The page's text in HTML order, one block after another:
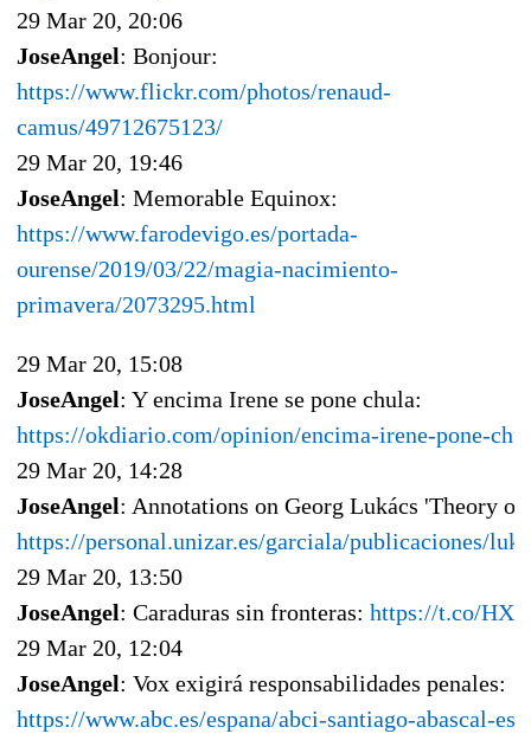
29 Mar 20, 20:06
JoseAngel: Bonjour:
https://www.flickr.com/photos/renaud-
camus/49712675123/
29 Mar 20, 19:46
JoseAngel: Memorable Equinox:
https://www.farodevigo.es/portada-
ourense/2019/03/22/magia-nacimiento-
primavera/2073295.html
29 Mar 20, 15:08
JoseAngel: Y encima Irene se pone chula:
https://okdiario.com/opinion/encima-irene-pone-
29 Mar 20, 14:28
JoseAngel: Annotations on Georg Lukács 'Theory
https://personal.unizar.es/garciala/publicaciones/
29 Mar 20, 13:50
JoseAngel: Caraduras sin fronteras: https://t.co/
29 Mar 20, 12:04
JoseAngel: Vox exigirá responsabilidades penales:
https://www.abc.es/espana/abci-santiago-abascal-